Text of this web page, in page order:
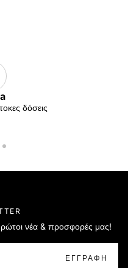
δόσεις
νέα & προσφορές μας!
ΕΓΓΡΑΦΉ